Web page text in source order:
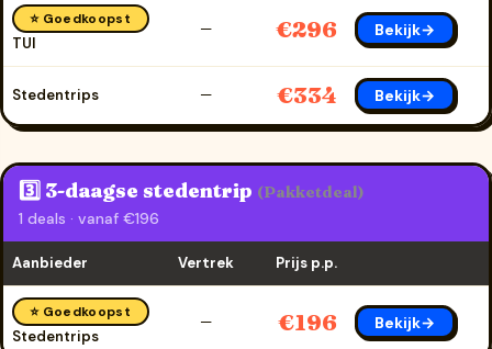
⭐ Goedkoopst
TUI
— €296 Bekijk→
Stedentrips — €334 Bekijk→
3️⃣ 3-daagse stedentrip (Pakketdeal)
1 deals · vanaf €196
Aanbieder Vertrek Prijs p.p.
⭐ Goedkoopst
Stedentrips
— €196 Bekijk→